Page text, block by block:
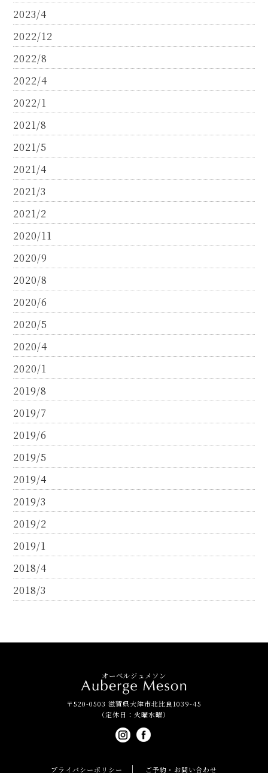
2023/4
2022/12
2022/8
2022/4
2022/1
2021/8
2021/5
2021/4
2021/3
2021/2
2020/11
2020/9
2020/8
2020/6
2020/5
2020/4
2020/1
2019/8
2019/7
2019/6
2019/5
2019/4
2019/3
2019/2
2019/1
2018/4
2018/3
オーベルジュメソン
〒520-0503 滋賀県大津市北比良1039-45
（定休日：火曜水曜）
プライバシーポリシー ご予約・お問い合わせ